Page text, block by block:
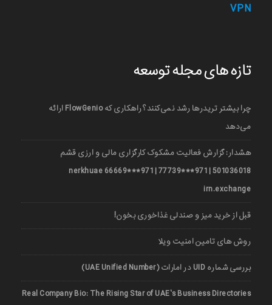
VPN
تازه های مجله توسعه
چرا بیشتر تریدرها رشد نمی‌کنند؟ راهکاری که FlowGenio ارائه
می‌دهد
هشدار: گزارش فعالیت مشکوک کارگزاری مالی و ارزی قشم
501036018 | 971***77739 | 971***66669 nerkhuae
irn.exchange
قبل از خرید میز و صندلی غذاخوری بخون!
روش های تامین امنیت ویلا
بررسی شماره UID در امارات (UAE Unified Number)
Real Company Bio: The Rising Star of UAE’s Business Directories